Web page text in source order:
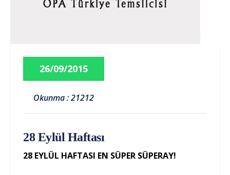
26/09/2015
Okunma : 21212
28 Eylül Haftası
28 EYLÜL HAFTASI EN SÜPER SÜPERAY!